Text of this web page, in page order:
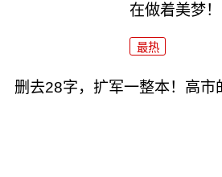
在做着美梦！
最热
删去28字，扩军一整本！高市